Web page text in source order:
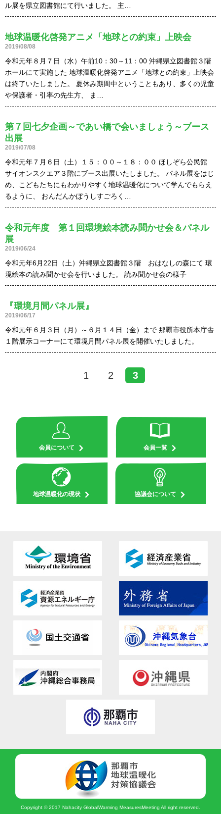
ル展を県立図書館にて行いました。 主…
地球温暖化啓発アニメ「地球との約束」上映会
2019/08/08
令和元年８月７日（水）午前10：30～11：00 沖縄県立図書館３階
ホールにて実施した 地球温暖化啓発アニメ「地球との約束」上映会
は終了いたしました。 夏休み期間中ということもあり、多くの児童
や保護者・引率の先生方、 ま…
第７回七夕企画～であい橋で会いましょう～ブース
出展
2019/07/08
令和元年７月６日（土）１５：００～１８：００ ほしぞら公民館
サイオンスクエア３階にブース出展いたしました。 パネル展をはじ
め、こどもたちにもわかりやすく地球温暖化について学んでもらえ
るように、 おんだんかぼうしすごろく…
令和元年度 第１回環境絵本読み聞かせ会＆パネル
展
2019/06/24
令和元年6月22日（土）沖縄県立図書館３階 おはなしの森にて 環
境絵本の読み聞かせ会を行いました。 読み聞かせ会の様子
『環境月間パネル展』
2019/06/17
令和元年６月３日（月）～６月１４日（金）まで 那覇市役所本庁舎
１階展示コーナーにて環境月間パネル展を開催いたしました。
1 2 3
会員について 会員一覧
地球温暖化の現状 協議会について
Copyright © 2017 Nahacity GlobalWarming MeasuresMeeting All right reserved.